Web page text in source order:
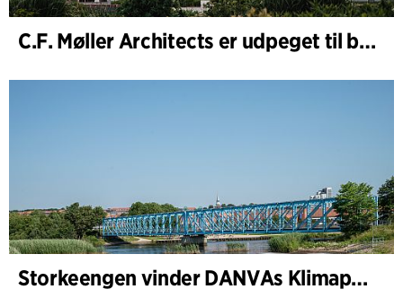
C.F. Møller Architects er udpeget til bygherrerådgiver i udvidelsen af Varde Rådhus
Storkeengen vinder DANVAs Klimapris 2025 – og bygger videre på tidligere arkitekturanerkendelse